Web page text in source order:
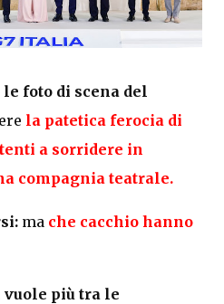
foto di scena del
la patetica ferocia di
a sorridere in
compagnia teatrale.
ma che cacchio hanno
più tra le